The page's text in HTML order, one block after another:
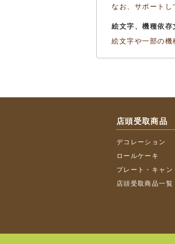
なお、サポート
絵文字、機種依存
絵文字や一部の機
店頭受取商品
デコレーション
ロールケーキ
プレート・キャン
店頭受取商品一覧